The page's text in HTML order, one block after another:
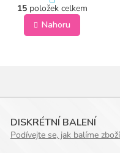
v
l
á
p
v
k
y
r
á
n
k
15položek celkem
Nahoru
DISKRÉTNÍ BALENÍ
Podívejte se, jak balíme zboží